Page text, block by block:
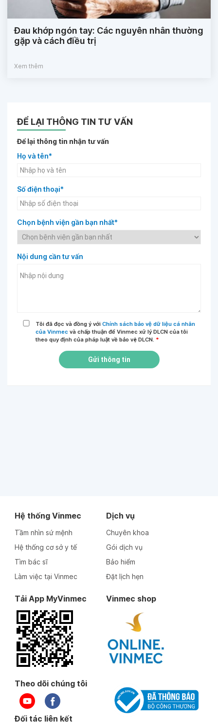
Đau khớp ngón tay: Các nguyên nhân thường
gặp và cách điều trị
Xem thêm
ĐỂ LẠI THÔNG TIN TƯ VẤN
Để lại thông tin nhận tư vấn
Họ và tên*
Số điện thoại*
Chọn bệnh viện gần bạn nhất*
Nội dung cần tư vấn
Tôi đã đọc và đồng ý với Chính sách bảo vệ dữ liệu cá nhân
của Vinmec và chấp thuận để Vinmec xử lý DLCN của tôi
theo quy định của pháp luật về bảo vệ DLCN. *
Gửi thông tin
Hệ thống Vinmec
Tầm nhìn sứ mệnh
Hệ thống cơ sở y tế
Tìm bác sĩ
Làm việc tại Vinmec
Dịch vụ
Chuyên khoa
Gói dịch vụ
Bảo hiểm
Đặt lịch hẹn
Tải App MyVinmec Vinmec shop
Theo dõi chúng tôi
Đối tác liên kết